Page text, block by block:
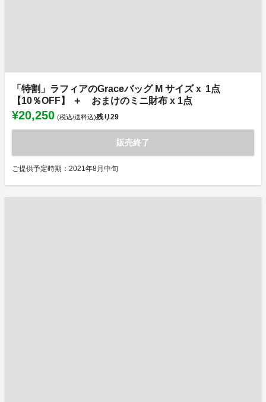
「特割」ラフィアのGraceバッグ M サイズｘ 1点
【10％OFF】 ＋ おまけのミニ財布 x 1点
¥20,250 (税込/送料込)残り29
販売終了
ご提供予定時期：2021年8月中旬